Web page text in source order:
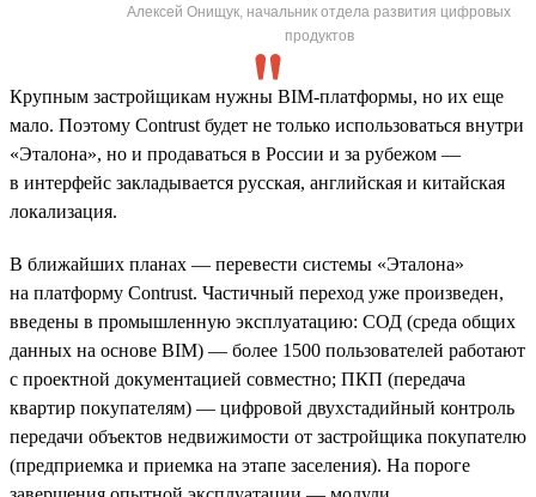
Алексей Онищук, начальник отдела развития цифровых
продуктов
Крупным застройщикам нужны BIM-платформы, но их еще
мало. Поэтому Contrust будет не только использоваться внутри
«Эталона», но и продаваться в России и за рубежом —
в интерфейс закладывается русская, английская и китайская
локализация.
В ближайших планах — перевести системы «Эталона»
на платформу Contrust. Частичный переход уже произведен,
введены в промышленную эксплуатацию: СОД (среда общих
данных на основе BIM) — более 1500 пользователей работают
с проектной документацией совместно; ПКП (передача
квартир покупателям) — цифровой двухстадийный контроль
передачи объектов недвижимости от застройщика покупателю
(предприемка и приемка на этапе заселения). На пороге